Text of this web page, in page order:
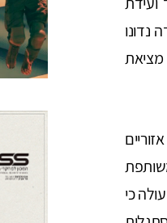
נדונו
מציאת
הפורום עולה כי